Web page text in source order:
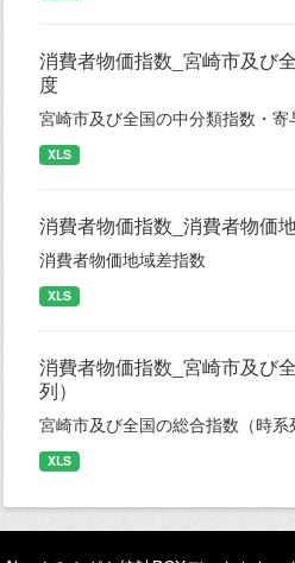
消費者物価指数_宮崎市及び
度
宮崎市及び全国の中分類指数・寄
XLS
消費者物価指数_消費者物価
消費者物価地域差指数
XLS
消費者物価指数_宮崎市及び
列）
宮崎市及び全国の総合指数（時系
XLS